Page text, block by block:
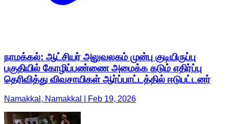
நாமக்கல்: ஆட்சியர் அலுவலகம் முன்பு குடியிருப்பு
பகுதியில் கோழிப்பண்ணை அமைக்க கடும் எதிர்ப்பு
தெரிவித்து விவசாயிகள் ஆர்ப்பாட்டத்தில் ஈடுபட்டனர்
Namakkal, Namakkal | Feb 19, 2026